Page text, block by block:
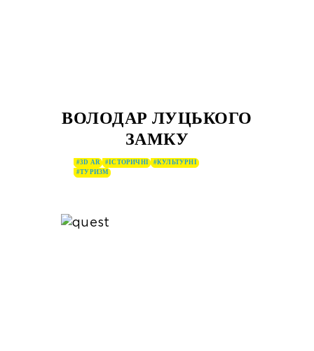
ВОЛОДАР ЛУЦЬКОГО
ЗАМКУ
#3D AR #ІСТОРИЧНІ
#КУЛЬТУРНІ
#ТУРИЗМ